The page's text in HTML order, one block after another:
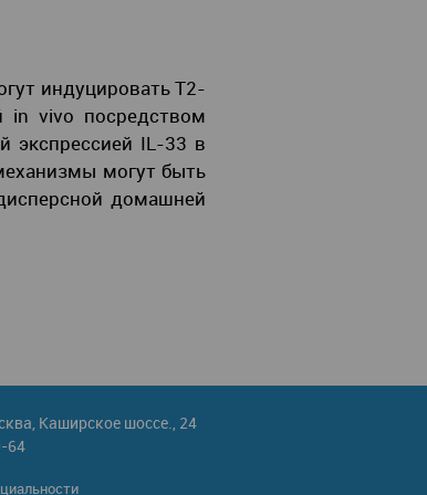
индуцировать Т2-
in vivo посредством
экспрессией IL-33 в
могут быть
домашней
Каширское шоссе., 24
64